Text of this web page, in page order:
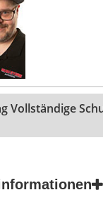
Vollständige